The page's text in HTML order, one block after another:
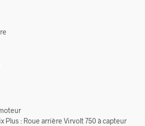
Plus : Roue arrière Virvolt 750 à capteur